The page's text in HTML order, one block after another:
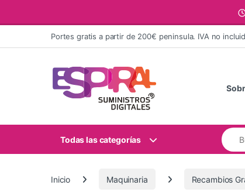
Ir al contenidoPortes gratis a partir de 200€ peninsula. IVA no
Todas las categorías
Inicio Maquinaria Recambios